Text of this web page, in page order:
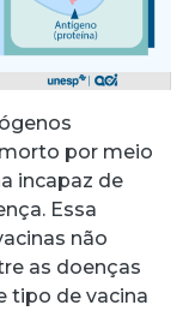
por meio
incapaz de
Essa
não
as doenças
tipo de vacina